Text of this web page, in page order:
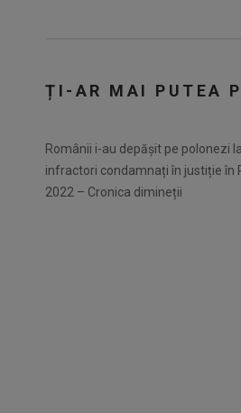
ȚI-AR MAI PUTEA
Românii i-au depășit pe polonezi
infractori condamnați în justiție în
2022 – Cronica dimineții